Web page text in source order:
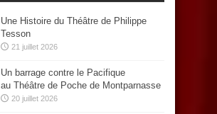
Une Histoire du Théâtre de Philippe
Tesson
21 juillet 2026
Un barrage contre le Pacifique
au Théâtre de Poche de Montparnasse
20 juillet 2026